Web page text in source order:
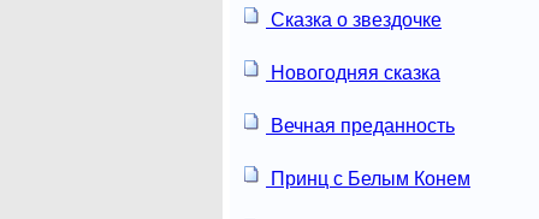
Сказка о звездочке
Новогодняя сказка
Вечная преданность
Принц с Белым Конем